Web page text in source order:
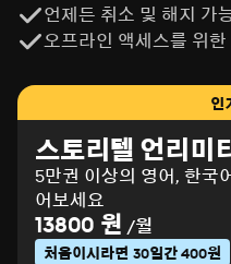
언제든 취소 및 해지 가
오프라인 액세스를 위
인
스토리텔 언리미
5만권 이상의 영어, 한국
어보세요
13800 원 /월
처음이시라면 30일간 400원